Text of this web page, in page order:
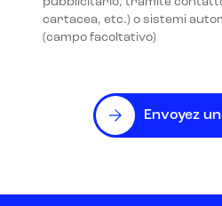
cartacea, etc.) o sistemi
(campo facoltativo)
Envoyez